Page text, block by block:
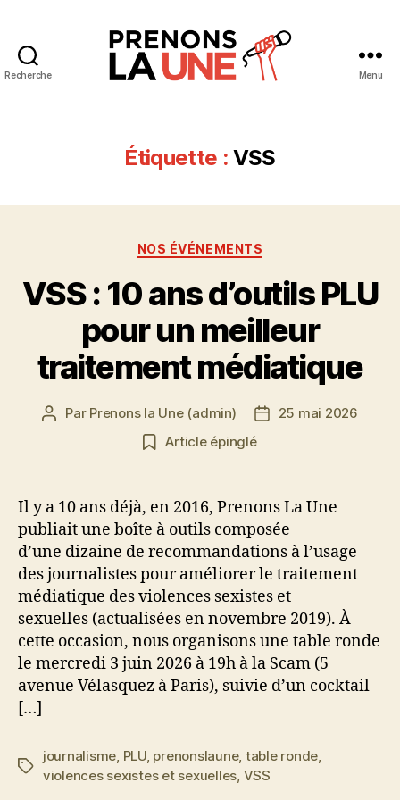
Recherche Menu
Étiquette : VSS
Catégories
NOS ÉVÉNEMENTS
VSS : 10 ans d’outils PLU
pour un meilleur
traitement médiatique
Auteur
Par Prenons la Une (admin)
Date25 mai 2026
Article épinglé
Il y a 10 ans déjà, en 2016, Prenons La Une
publiait une boîte à outils composée
d’une dizaine de recommandations à l’usage
des journalistes pour améliorer le traitement
médiatique des violences sexistes et
sexuelles (actualisées en novembre 2019). À
cette occasion, nous organisons une table ronde
le mercredi 3 juin 2026 à 19h à la Scam (5
avenue Vélasquez à Paris), suivie d’un cocktail
[…]
Étiquettes
journalisme PLU, prenonslaune, table ronde
violences sexistes et sexuelles VSS